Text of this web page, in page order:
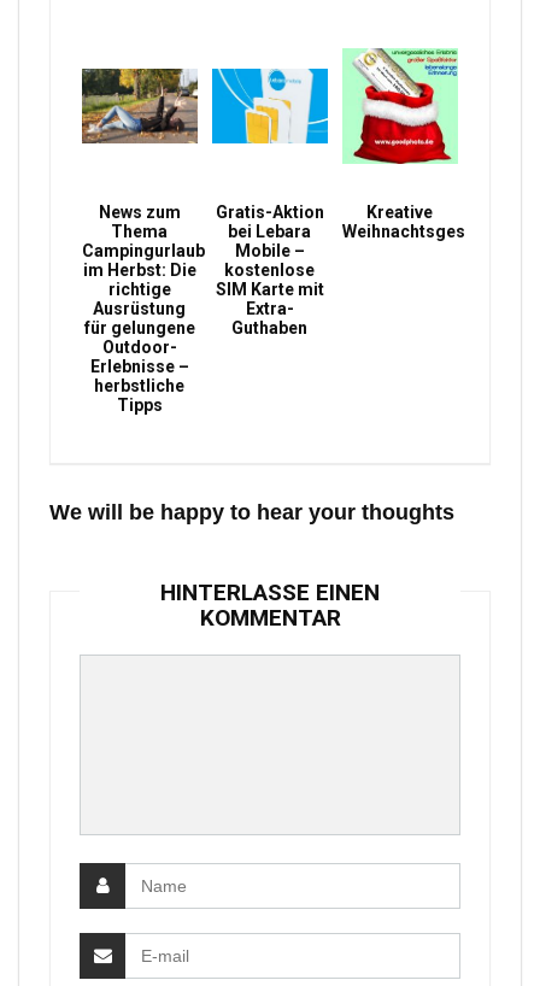
News zum
Thema
Campingurlaub
im Herbst: Die
richtige
Ausrüstung
für gelungene
Outdoor-
Erlebnisse –
herbstliche
Tipps
Gratis-Aktion
bei Lebara
Mobile –
kostenlose
SIM Karte mit
Extra-
Guthaben
Kreative
Weihnachtsgeschenke
We will be happy to hear your thoughts
HINTERLASSE EINEN
KOMMENTAR